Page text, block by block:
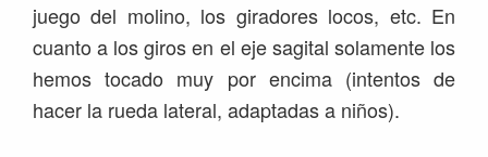
juego del molino, los giradores locos, etc. En
cuanto a los giros en el eje sagital solamente los
hemos tocado muy por encima (intentos de
hacer la rueda lateral, adaptadas a niños).